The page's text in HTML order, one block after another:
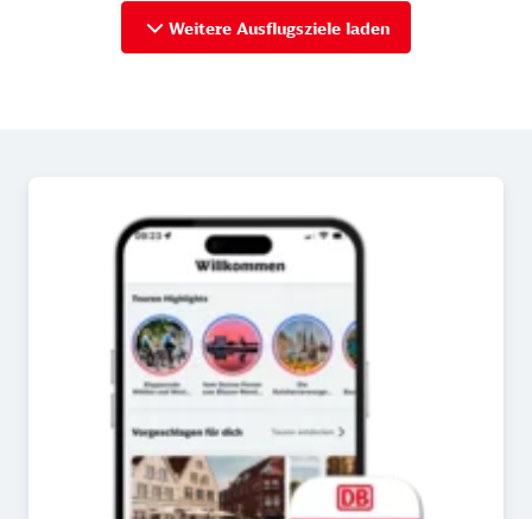
Weitere Ausflugsziele laden